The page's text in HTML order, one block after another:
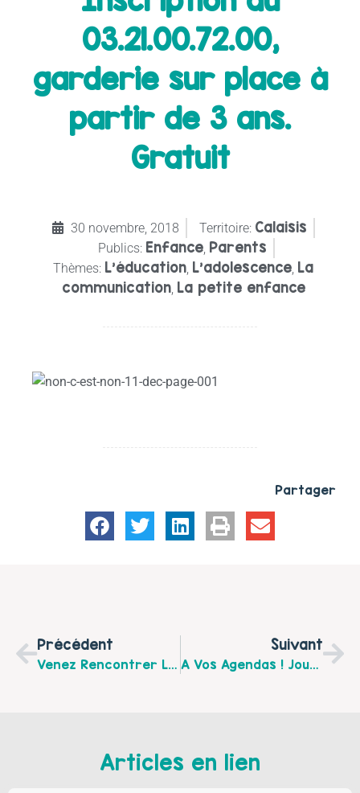
03.21.00.72.00,
garderie sur place à
partir de 3 ans.
Gratuit
30 novembre, 2018 Territoire: Calaisis
Publics: Enfance Parents
Thèmes: L'éducation L’adolescence La
communication, La petite enfance
Partager
Précédent
Venez Rencontrer Le Réseau Bulle (ensemble Pour L’autisme) Au Marché De Noël D’Ardres Samedi 1 Er (à 16h30) Et Dimanche 2 Décembre Au Centre Ville D’Ardres
Suivant
A Vos Agendas ! Journée Départementale Du Réseau Parentalité 62 – Mardi 22 Janvier 2019 À Béthune
Articles en lien